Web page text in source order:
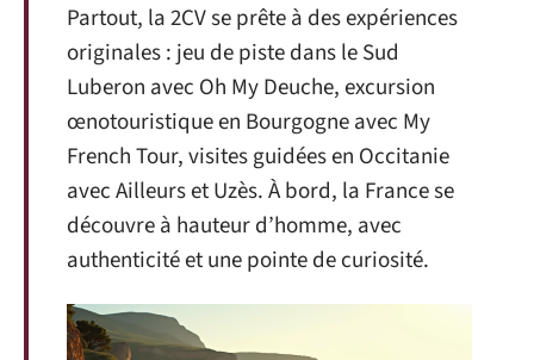
Partout, la 2CV se prête à des expériences
originales : jeu de piste dans le Sud
Luberon avec Oh My Deuche, excursion
œnotouristique en Bourgogne avec My
French Tour, visites guidées en Occitanie
avec Ailleurs et Uzès. À bord, la France se
découvre à hauteur d’homme, avec
authenticité et une pointe de curiosité.